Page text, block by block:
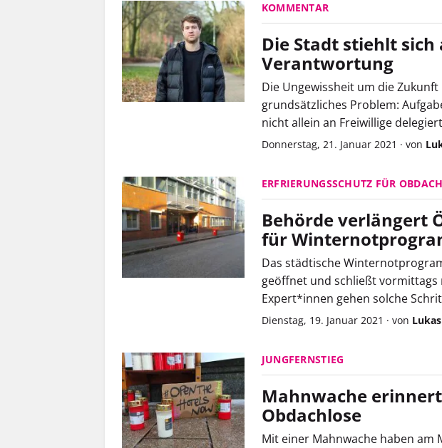
KOMMENTAR
Die Stadt stiehlt sich
Verantwortung
Die Ungewissheit um die
grundsätzliches Problem:
nicht allein an Freiwillige
Donnerstag, 21. Januar 2021 · von
ERFRIERUNGSSCHUTZ FÜR
Behörde verlängert
für
Das städtische
geöffnet und schließt vormittags
Expert*innen gehen solche
Dienstag, 19. Januar 2021 · von
JUNGFERNSTIEG
Mahnwache
Obdachlose
Mit einer Mahnwache haben am